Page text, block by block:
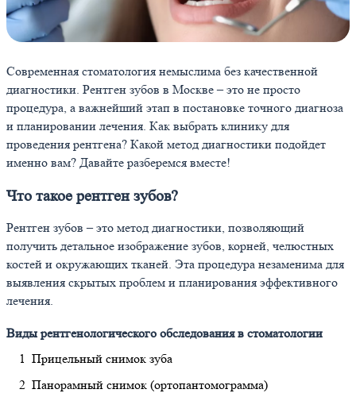
Современная стоматология немыслима без качественной
диагностики. Рентген зубов в Москве – это не просто
процедура, а важнейший этап в постановке точного диагноза
и планировании лечения. Как выбрать клинику для
проведения рентгена? Какой метод диагностики подойдет
именно вам? Давайте разберемся вместе!
Что такое рентген зубов?
Рентген зубов – это метод диагностики, позволяющий
получить детальное изображение зубов, корней, челюстных
костей и окружающих тканей. Эта процедура незаменима для
выявления скрытых проблем и планирования эффективного
лечения.
Виды рентгенологического обследования в стоматологии
Прицельный снимок зуба
Панорамный снимок (ортопантомограмма)